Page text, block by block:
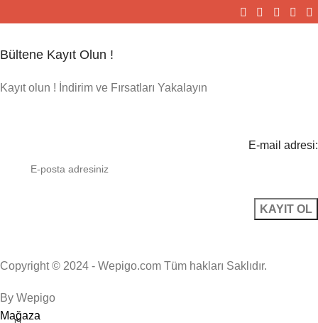
Bültene Kayıt Olun !
Kayıt olun ! İndirim ve Fırsatları Yakalayın
E-mail adresi:
Copyright © 2024 - Wepigo.com Tüm hakları Saklıdır.
By Wepigo
Mağaza